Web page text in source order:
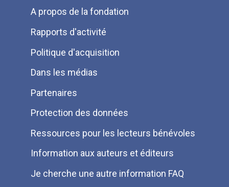
Menu
Pied
de
page
A propos de la fondation
Rapports d'activité
Politique d'acquisition
Dans les médias
Partenaires
Protection des données
Ressources pour les lecteurs bénévoles
Information aux auteurs et éditeurs
Je cherche une autre information FAQ